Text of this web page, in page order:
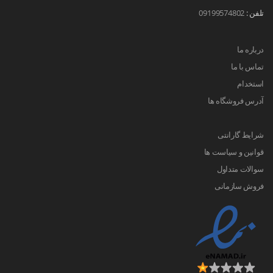
تلفن : 09199574802
درباره ما
تماس با ما
استخدام
آدرس فروشگاه ها
شرایط گارانتی
قوانین و سیاست ها
سوالات متداول
فروش سازمانی